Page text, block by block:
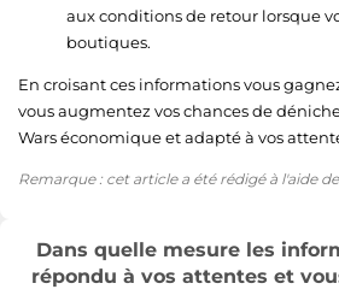
aux conditions de retour lorsque
boutiques.
En croisant ces informations vous
vous augmentez vos chances de
Wars économique et adapté à vos
Remarque : cet article a été rédigé à l'aide de
Dans quelle mesure les
répondu à vos attentes et